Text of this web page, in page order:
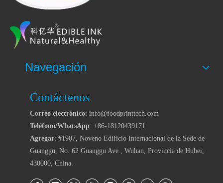
Navegación
Contáctenos
Correo electrónico: info@foodprinttech.com
Teléfono/WhatsApp: +86-18120439171
Agregar: #1907, Noveno Edificio Internacional de la Sede de
Guanggu, No. 62 Guanggu Ave., Wuhan, Provincia de Hubei,
430000, China.